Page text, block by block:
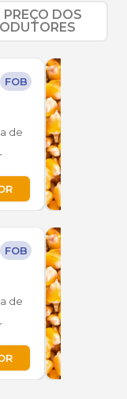
PREÇO DOS
FOB
de
FOB
de